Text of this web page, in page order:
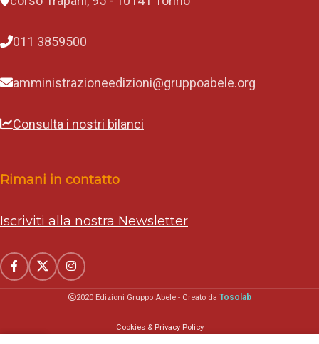
011 3859500
amministrazioneedizioni@gruppoabele.org
Consulta i nostri bilanci
Rimani in contatto
Iscriviti alla nostra Newsletter
2020 Edizioni Gruppo Abele - Creato da Tosolab
Cookies & Privacy Policy